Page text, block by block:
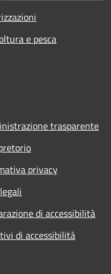
e pesca
trasparente
privacy
di accessibilità
di accessibilità